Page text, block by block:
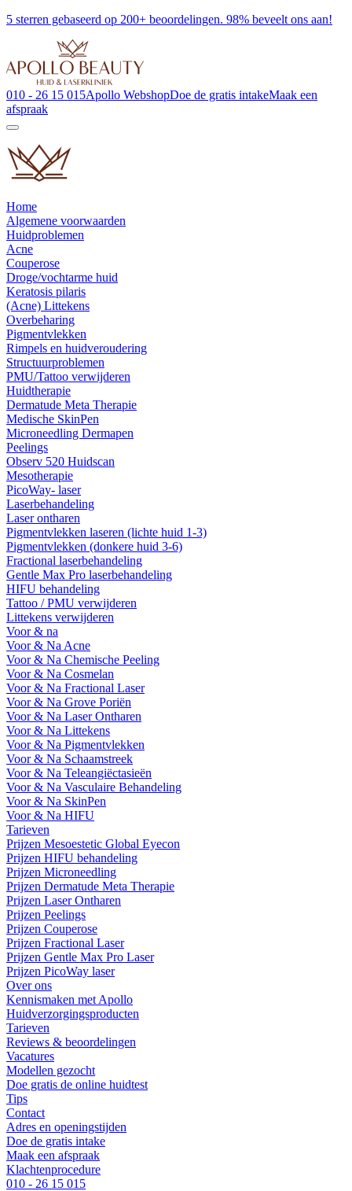
5 sterren gebaseerd op 200+ beoordelingen. 98% beveelt ons aan!
010 - 26 15 015Apollo WebshopDoe de gratis intakeMaak een
afspraak
Home
Algemene voorwaarden
Huidproblemen
Acne
Couperose
Droge/vochtarme huid
Keratosis pilaris
(Acne) Littekens
Overbeharing
Pigmentvlekken
Rimpels en huidveroudering
Structuurproblemen
PMU/Tattoo verwijderen
Huidtherapie
Dermatude Meta Therapie
Medische SkinPen
Microneedling Dermapen
Peelings
Observ 520 Huidscan
Mesotherapie
PicoWay- laser
Laserbehandeling
Laser ontharen
Pigmentvlekken laseren (lichte huid 1-3)
Pigmentvlekken (donkere huid 3-6)
Fractional laserbehandeling
Gentle Max Pro laserbehandeling
HIFU behandeling
Tattoo / PMU verwijderen
Littekens verwijderen
Voor & na
Voor & Na Acne
Voor & Na Chemische Peeling
Voor & Na Cosmelan
Voor & Na Fractional Laser
Voor & Na Grove Poriën
Voor & Na Laser Ontharen
Voor & Na Littekens
Voor & Na Pigmentvlekken
Voor & Na Schaamstreek
Voor & Na Teleangiëctasieën
Voor & Na Vasculaire Behandeling
Voor & Na SkinPen
Voor & Na HIFU
Tarieven
Prijzen Mesoestetic Global Eyecon
Prijzen HIFU behandeling
Prijzen Microneedling
Prijzen Dermatude Meta Therapie
Prijzen Laser Ontharen
Prijzen Peelings
Prijzen Couperose
Prijzen Fractional Laser
Prijzen Gentle Max Pro Laser
Prijzen PicoWay laser
Over ons
Kennismaken met Apollo
Huidverzorgingsproducten
Tarieven
Reviews & beoordelingen
Vacatures
Modellen gezocht
Doe gratis de online huidtest
Tips
Contact
Adres en openingstijden
Doe de gratis intake
Maak een afspraak
Klachtenprocedure
010 - 26 15 015